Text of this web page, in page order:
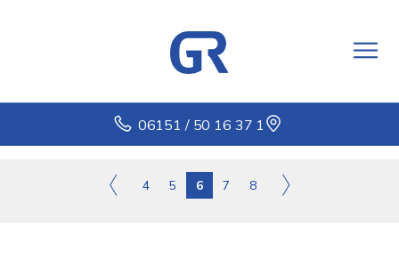
06151 / 50 16 37 1
4 5 6 7 8